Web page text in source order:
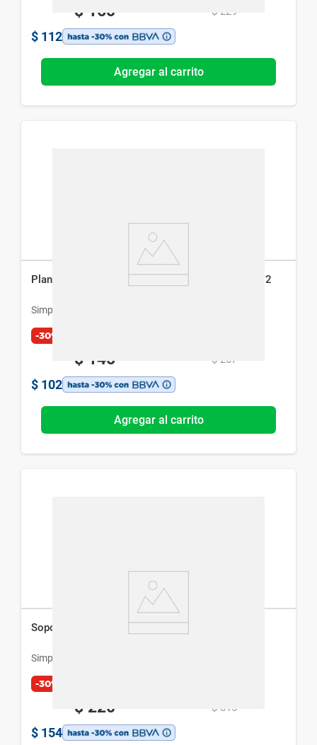
$ 160 $ 229
$ 112
Agregar al carrito
Planner Semanal Basic Simplicity Stationery Ola12
Simplicity
-30%
$ 145 $ 207
$ 102
Agregar al carrito
Soporte para Celular Simplicity Panda
Simplicity
-30%
$ 220 $ 315
$ 154